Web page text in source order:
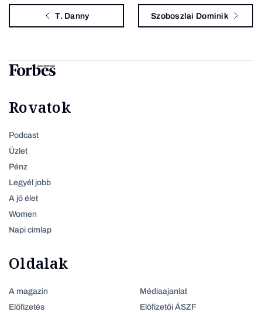
T. Danny Szoboszlai Dominik
Rovatok
Podcast
Üzlet
Pénz
Legyél jobb
A jó élet
Women
Napi címlap
Oldalak
A magazin
Előfizetés
Médiaajanlat
Előfizetői ÁSZF